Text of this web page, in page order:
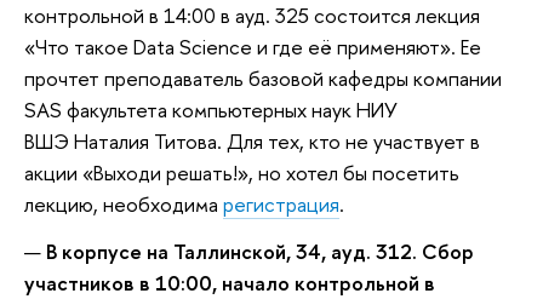
контрольной в 14:00 в ауд. 325 состоится лекция
«Что такое Data Science и где её применяют». Ее
прочтет преподаватель базовой кафедры компании
SAS факультета компьютерных наук НИУ
ВШЭ Наталия Титова. Для тех, кто не участвует в
акции «Выходи решать!», но хотел бы посетить
лекцию, необходима регистрация.
В корпусе на Таллинской, 34, ауд. 312. Сбор
участников в 10:00, начало контрольной в